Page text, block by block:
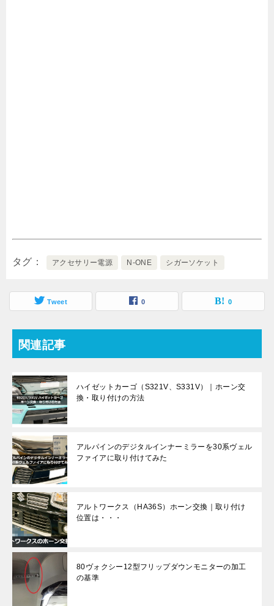
タグ アクセサリー電源 N-ONE シガーソケット
Tweet 0 0
関連記事
ハイゼットカーゴ（S321V、S331V）｜ホーン交
換・取り付けの方法
アルパインのデジタルインナーミラーを30系ヴェル
ファイアに取り付けてみた
アルトワークス（HA36S）ホーン交換｜取り付け
位置は・・・
80ヴォクシー12型フリップダウンモニターの加工
の基準